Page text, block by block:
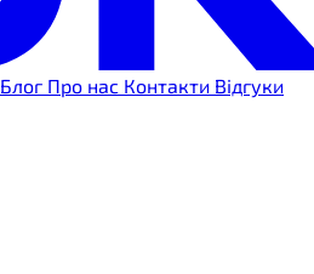
Блог Про нас Контакти Відгуки